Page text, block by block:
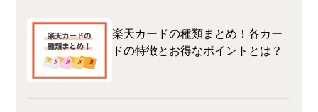
楽天カードの種類まとめ！各カー
ドの特徴とお得なポイントとは？